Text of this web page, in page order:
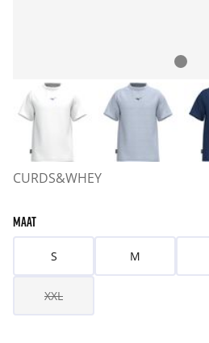
CURDS&WHEY
MAAT
S M
XXL